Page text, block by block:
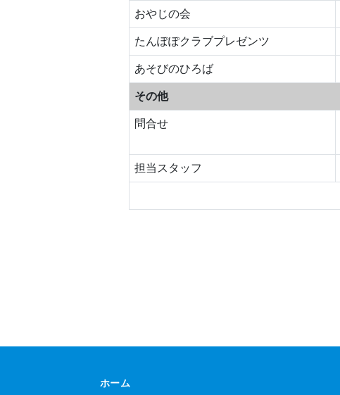
おやじの会
たんぽぽクラブプレゼンツ
あそびのひろば
その他
問合せ
担当 スタッフ
ホーム